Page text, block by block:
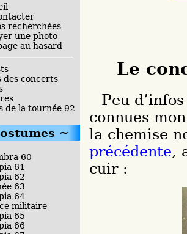
Le
Peu d’infos sur ces concerts ; les seules photos
connues
la chemise
précédente,
cuir :
recherchées
une photo
au hasard
des concerts
de la tournée 92
60
61
62
63
64
militaire
65
66